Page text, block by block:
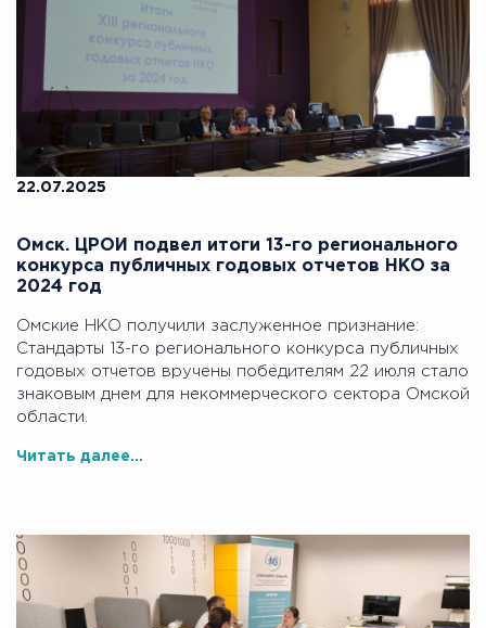
22.07.2025
Омск. ЦРОИ подвел итоги 13-го регионального
конкурса публичных годовых отчетов НКО за
2024 год
Омские НКО получили заслуженное признание:
Стандарты 13-го регионального конкурса публичных
годовых отчетов вручены победителям 22 июля стало
знаковым днем для некоммерческого сектора Омской
области.
Читать далее...